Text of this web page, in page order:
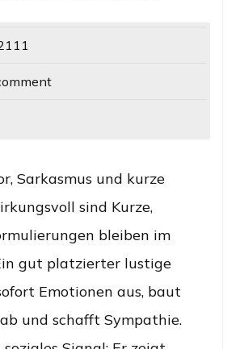
Sarkasmus und kurze
sind Kurze,
bleiben im
gut platzierter lustige
Emotionen aus, baut
und schafft Sympathie.